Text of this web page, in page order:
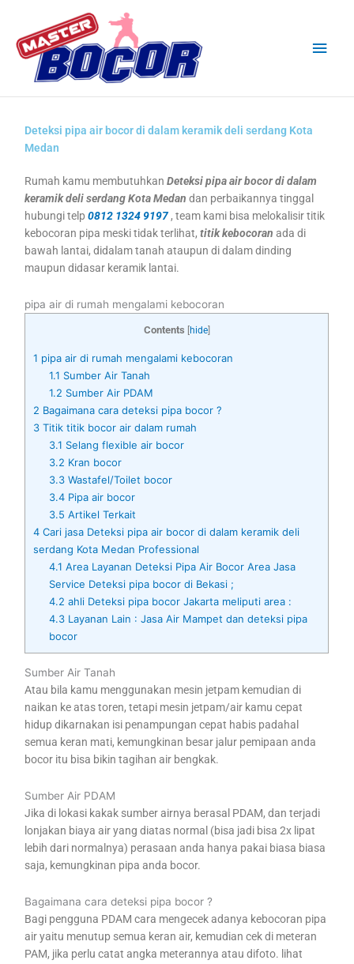
content
Deteksi pipa air bocor di dalam keramik deli serdang Kota
Medan
Rumah kamu membutuhkan Deteksi pipa air bocor di dalam
keramik deli serdang Kota Medan dan perbaikannya tinggal
hubungi telp 0812 1324 9197 , team kami bisa melokalisir titik
kebocoran pipa meski tidak terlihat,titik kebocoran ada di
bawah lantai, didalam tanah ataupun di dalam dinding
maupun didasar keramik lantai.
pipa air di rumah mengalami kebocoran
Contents [hide]
1 pipa air di rumah mengalami kebocoran
1.1 Sumber Air Tanah
1.2 Sumber Air PDAM
2 Bagaimana cara deteksi pipa bocor ?
3 Titik titik bocor air dalam rumah
3.1 Selang flexible air bocor
3.2 Kran bocor
3.3Wastafel/Toilet bocor
3.4Pipa air bocor
3.5 Artikel Terkait
4 Cari jasa Deteksi pipa air bocor di dalam keramik deli
serdang Kota Medan Professional
4.1 Area Layanan Deteksi Pipa Air Bocor Area Jasa
Service Deteksi pipa bocor di Bekasi ;
4.2 ahli Deteksi pipa bocor Jakarta meliputi area :
4.3Layanan Lain : Jasa Air Mampet dan deteksi pipa
bocor
Sumber Air Tanah
Atau bila kamu menggunakan mesin jetpam kemudian di
naikan ke atas toren, tetapi mesin jetpam/air kamu cepat
hidup dikarnakan isi penampungan cepat habis padahal
semua keran mati, kemungkinan besar jalur pemipaan anda
bocor itu bisa bikin tagihan air bengkak.
Sumber Air PDAM
Jika di lokasi kakak sumber airnya berasal PDAM, dan terjadi
lonjakan biaya air yang diatas normal (bisa jadi bisa 2x lipat
lebih dari normalnya) perasaan anda hanya pakai biasa biasa
saja, kemungkinan pipa anda bocor.
Bagaimana cara deteksi pipa bocor ?
Bagi pengguna PDAM cara mengecek adanya kebocoran pipa
air yaitu menutup semua keran air, kemudian cek di meteran
PAM, jika perlu catat angka meterannya atau difoto. lihat